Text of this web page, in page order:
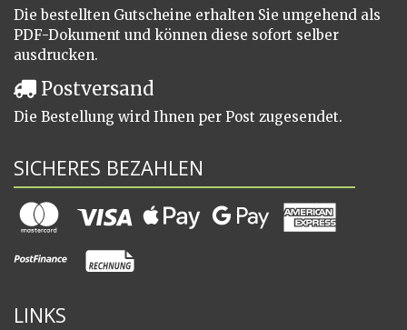
Die bestellten Gutscheine erhalten Sie umgehend als
PDF-Dokument und können diese sofort selber
ausdrucken.
Postversand
Die Bestellung wird Ihnen per Post zugesendet.
SICHERES BEZAHLEN
LINKS